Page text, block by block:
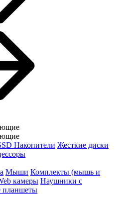
Накопители Жесткие диски
Мыши Комплекты (мышь и
камеры Наушники с
планшеты